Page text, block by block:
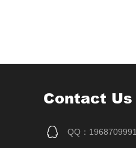
Contact Us
QQ：1968709991